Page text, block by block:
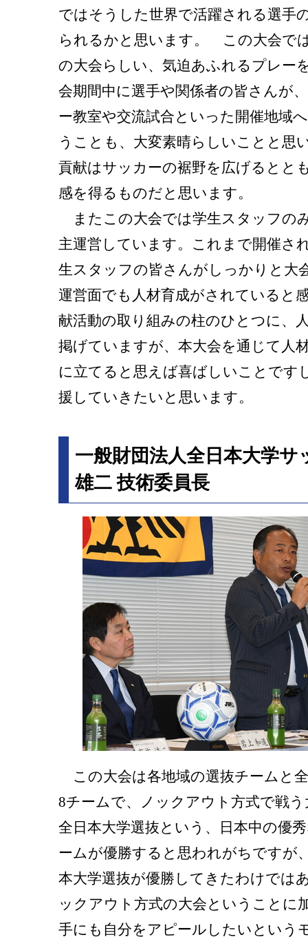
ではそうした世界で活躍される選手
られるかと思います。 この大会で
の大会らしい、気迫あふれるプレー
会期間中に選手や関係者の皆さんが
ー教室や交流試合といった開催地域
うことも、大変素晴らしいことと思
貢献はサッカーの裾野を広げるとと
感を得るものだと思います。
またこの大会では学生スタッフの
主運営しています。これまで開催さ
生スタッフの皆さんがしっかりと大
運営面でも人材育成がされていると
献活動の取り組みの柱のひとつに、
掲げていますが、本大会を通じて人
に立てると思えば喜ばしいことです
援していきたいと思います。
一般財団法人全日本大学
雄二 技術委員長
この大会は各地域の選抜チームと
8チームで、ノックアウト方式で戦
全日本大学選抜という、日本中の優
ームが優勝すると思われがちですが
本大学選抜が優勝してきたわけでは
ックアウト方式の大会ということに
手にも自分をアピールしたいという